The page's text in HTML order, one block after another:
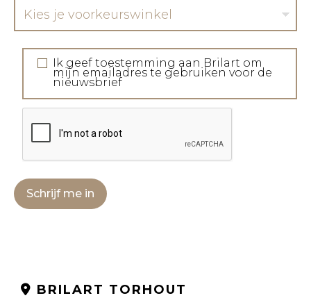
Kies je voorkeurswinkel
Ik geef toestemming aan Brilart om
mijn emailadres te gebruiken voor de
nieuwsbrief
Schrijf me in
BRILART TORHOUT